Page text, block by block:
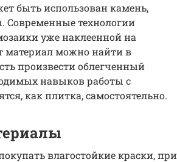
быть использован камень,
Современные технологии
уже наклеенной на
материал можно найти в
произвести облегченный
навыков работы с
как плитка, самостоятельно.
влагостойкие краски, при